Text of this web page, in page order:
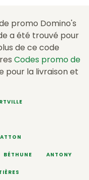
promo Domino's
a été trouvé pour
de ce code
Codes promo de
pour la livraison et
BÉTHUNE ANTONY